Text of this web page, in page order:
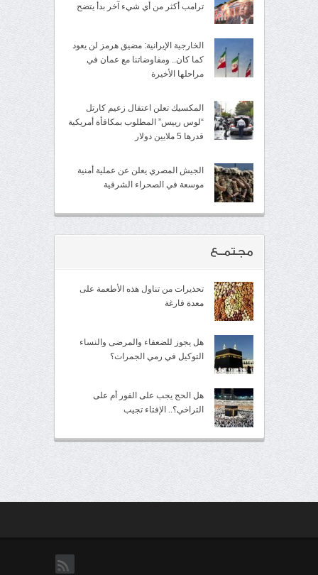
ترامب أكثر من أي شيء آخر بدأ يتضح
الخارجية الإيرانية: مضيق هرمز لن يعود
كما كان.. ومفاوضاتنا مع عمان في
مراحلها الأخيرة
المكسيك تعلن اعتقال زعيم كارتل
“لوس رييس” المطلوب بمكافأة أمريكية
قدرها 5 ملايين دولار
الجيش المصري يعلن عن عملية أمنية
موسعة في الصحراء الشرقية
مجتمــع
تحذيرات من تناول هذه الأطعمة على
معدة فارغة
هل يجوز للضعفاء والمرضى والنساء
التوكيل في رمي الجمرات؟
هل الحج يجب على الفور أم على
التراخي؟.. الإفتاء تجيب